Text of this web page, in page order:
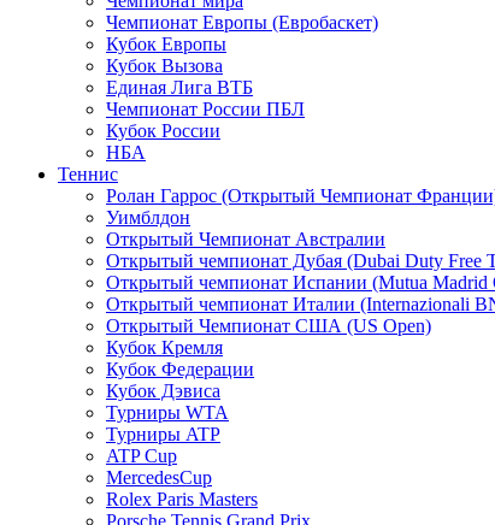
Чемпионат Европы (Евробаскет)
Кубок Европы
Кубок Вызова
Единая Лига ВТБ
Чемпионат России ПБЛ
Кубок России
НБА
Теннис
Ролан Гаррос (Открытый Чемпионат
Уимблдон
Открытый Чемпионат Австралии
Открытый чемпионат Дубая (Dubai Duty Free
Открытый чемпионат Испании (Mutua Madrid
Открытый чемпионат Италии (Internazionali
Открытый Чемпионат США (US Open)
Кубок Кремля
Кубок Федерации
Кубок Дэвиса
Турниры WTA
Турниры ATP
ATP Cup
MercedesCup
Rolex Paris Masters
Porsche Tennis Grand Prix